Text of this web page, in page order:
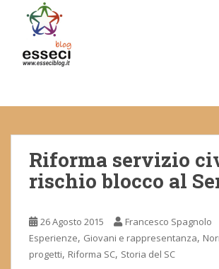
m
Riforma servizio
rischio blocco al
26 Agosto 2015
Francesco Spagnolo
Esperienze, Giovani e rappresentanza,
progetti, Riforma SC, Storia del SC